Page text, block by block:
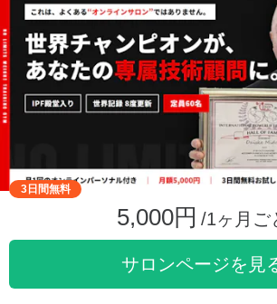
3日間無料
5,000円 /1ヶ月ご
サロンページを見